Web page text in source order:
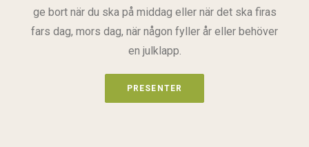
ge bort när du ska på middag eller när det ska firas
fars dag, mors dag, när någon fyller år eller behöver
en julklapp.
PRESENTER